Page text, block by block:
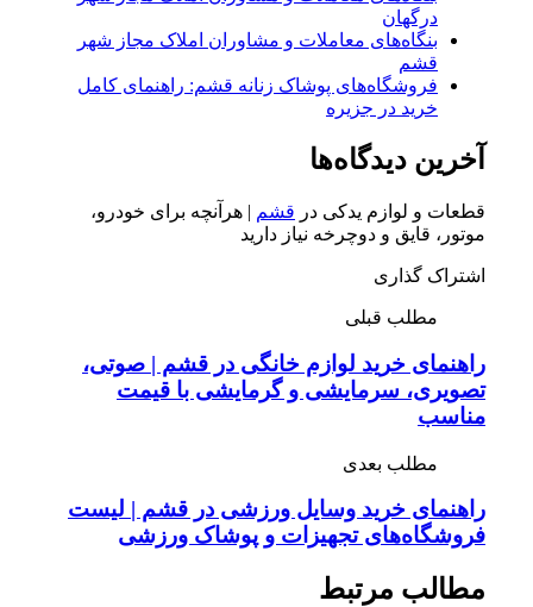
درگهان
بنگاه‌های معاملات و مشاوران املاک مجاز شهر
قشم
فروشگاه‌های پوشاک زنانه قشم: راهنمای کامل
خرید در جزیره
آخرین دیدگاه‌ها
قطعات و لوازم یدکی در قشم | هرآنچه برای خودرو،
موتور، قایق و دوچرخه نیاز دارید
اشتراک گذاری
مطلب قبلی
راهنمای خرید لوازم خانگی در قشم | صوتی،
تصویری، سرمایشی و گرمایشی با قیمت
مناسب
مطلب بعدی
راهنمای خرید وسایل ورزشی در قشم | لیست
فروشگاه‌های تجهیزات و پوشاک ورزشی
مطالب مرتبط